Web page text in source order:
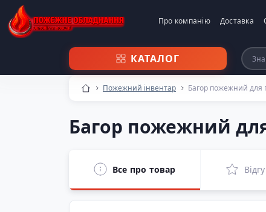
Про компанію Доставка
КАТАЛОГ
Пожежний інвентар Багор пожежний
Багор пожежний
Все про товар